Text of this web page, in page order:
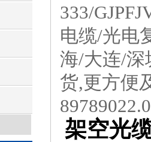
333/
电缆/光电
海/大连/深
货,更方便
89789022
架空光